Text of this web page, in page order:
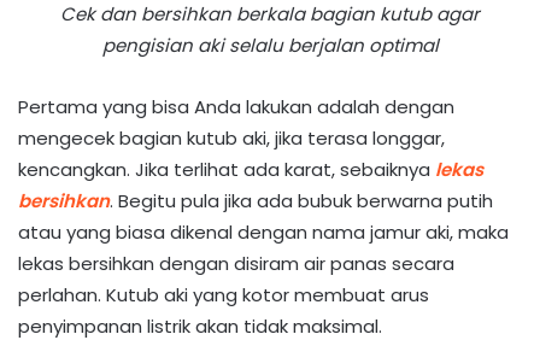
Cek dan bersihkan berkala bagian kutub agar
pengisian aki selalu berjalan optimal
Pertama yang bisa Anda lakukan adalah dengan
mengecek bagian kutub aki, jika terasa longgar,
kencangkan. Jika terlihat ada karat, sebaiknya lekas
bersihkan. Begitu pula jika ada bubuk berwarna putih
atau yang biasa dikenal dengan nama jamur aki, maka
lekas bersihkan dengan disiram air panas secara
perlahan. Kutub aki yang kotor membuat arus
penyimpanan listrik akan tidak maksimal.